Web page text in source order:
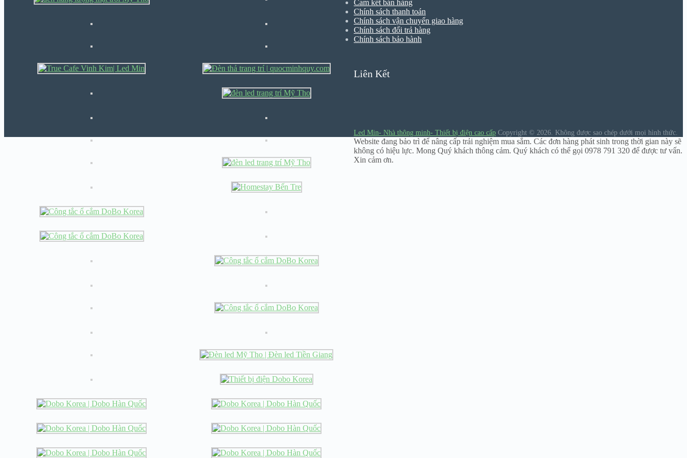
Cam kết bán hàng
Chính sách thanh toán
Chính sách vận chuyển giao hàng
Chính sách đổi trả hàng
Chính sách bảo hành
Liên Kết
Led Min- Nhà thông minh- Thiết bị điện cao cấp Copyright © 2026. Không được sao chép dưới mọi hình thức.
Website đang bảo trì để nâng cấp trải nghiệm mua sắm. Các đơn hàng phát sinh trong thời gian này sẽ
không có hiệu lực. Mong Quý khách thông cảm. Quý khách có thể gọi 0978 791 320 để được tư vấn.
Xin cảm ơn.